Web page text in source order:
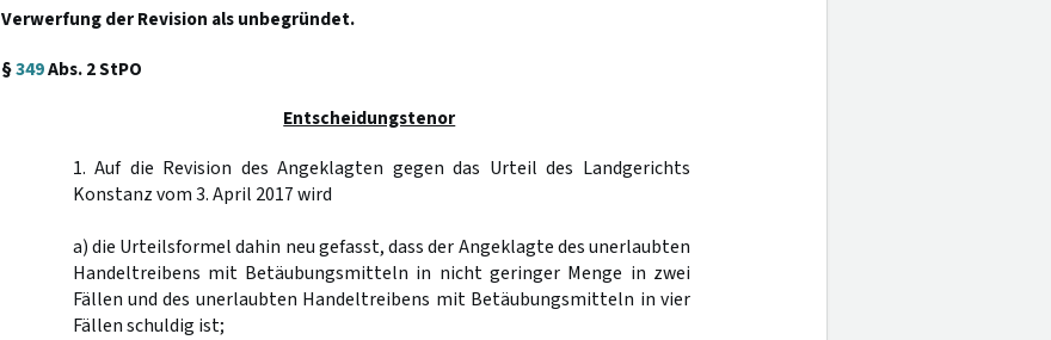
Verwerfung der Revision als unbegründet.
§349Abs. 2 StPO
Entscheidungstenor
1. Auf die Revision des Angeklagten gegen das Urteil des Landgerichts
Konstanz vom 3. April 2017 wird
a) die Urteilsformel dahin neu gefasst, dass der Angeklagte des unerlaubten
Handeltreibens mit Betäubungsmitteln in nicht geringer Menge in zwei
Fällen und des unerlaubten Handeltreibens mit Betäubungsmitteln in vier
Fällen schuldig ist;